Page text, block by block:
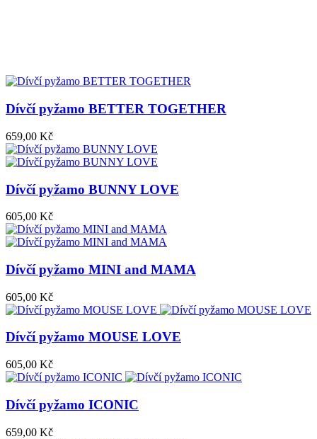
Dívčí pyžamo BETTER TOGETHER
659,00 Kč
Dívčí pyžamo BUNNY LOVE
605,00 Kč
Dívčí pyžamo MINI and MAMA
605,00 Kč
Dívčí pyžamo MOUSE LOVE
605,00 Kč
Dívčí pyžamo ICONIC
659,00 Kč